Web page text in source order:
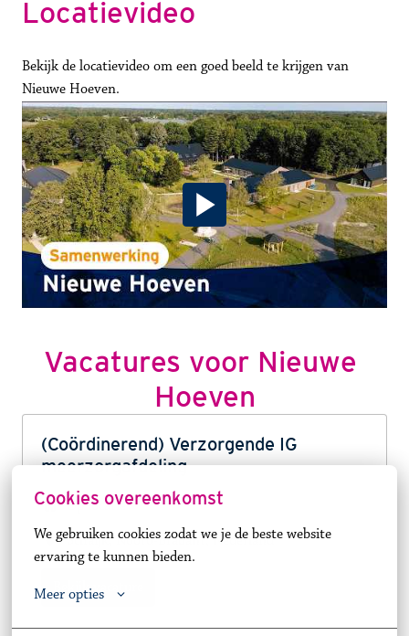
Cookies overeenkomst
We gebruiken cookies zodat we je de beste website
ervaring te kunnen bieden.
Meer opties
Locatievideo
Bekijk de locatievideo om een goed beeld te krijgen van
Nieuwe Hoeven.
Vacatures voor Nieuwe
Hoeven
(Coördinerend) Verzorgende IG
meerzorgafdeling
Op locatie
Schaijk, Noord-Brabant, Nederland
Bekijk vacature